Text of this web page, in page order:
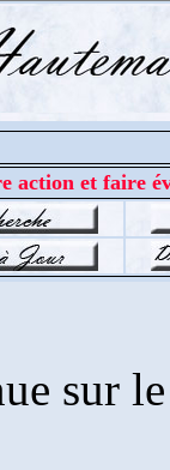
action et faire
sur